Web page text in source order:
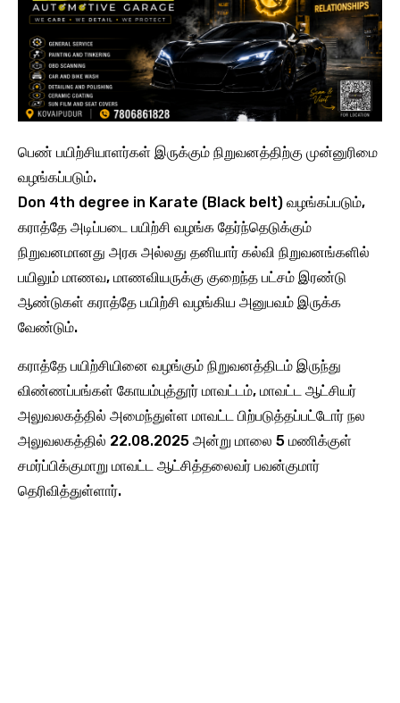
பெண் பயிற்சியாளர்கள் இருக்கும் நிறுவனத்திற்கு முன்னுரிமை
வழங்கப்படும்.
Don 4th degree in Karate (Black belt) வழங்கப்படும்,
கராத்தே அடிப்படை பயிற்சி வழங்க தேர்ந்தெடுக்கும்
நிறுவனமானது அரசு அல்லது தனியார் கல்வி நிறுவனங்களில்
பயிலும் மாணவ, மாணவியருக்கு குறைந்த பட்சம் இரண்டு
ஆண்டுகள் கராத்தே பயிற்சி வழங்கிய அனுபவம் இருக்க
வேண்டும்.
கராத்தே பயிற்சியினை வழங்கும் நிறுவனத்திடம் இருந்து
விண்ணப்பங்கள் கோயம்புத்தூர் மாவட்டம், மாவட்ட ஆட்சியர்
அலுவலகத்தில் அமைந்துள்ள மாவட்ட பிற்படுத்தப்பட்டோர் நல
அலுவலகத்தில் 22.08.2025 அன்று மாலை 5 மணிக்குள்
சமர்ப்பிக்குமாறு மாவட்ட ஆட்சித்தலைவர் பவன்குமார்
தெரிவித்துள்ளார்.